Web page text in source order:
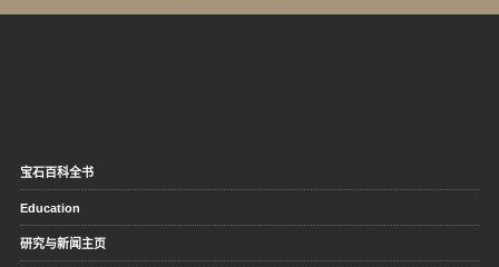
宝石百科全书
Education
研究与新闻主页